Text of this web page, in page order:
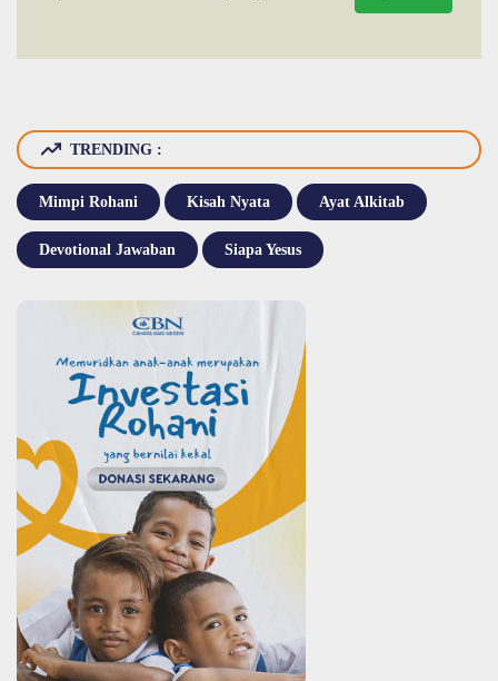
TRENDING :
Mimpi Rohani Kisah Nyata Ayat Alkitab
Devotional Jawaban Siapa Yesus